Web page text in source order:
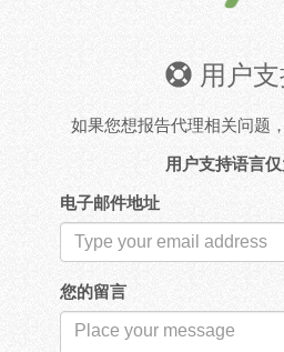
用户支
如果您想报告代理相关问题
用户支持语言
电子邮件地址
您的留言